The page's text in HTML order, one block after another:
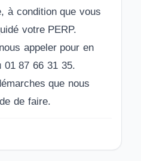
à condition que vous
votre PERP.
appeler pour en
01 87 66 31 35.
que nous
de faire.